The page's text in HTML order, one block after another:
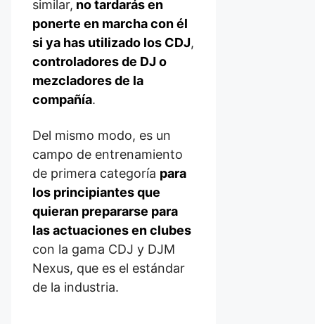
similar, no tardarás en
ponerte en marcha con él
si ya has utilizado los CDJ,
controladores de DJ o
mezcladores de la
compañía.
Del mismo modo, es un
campo de entrenamiento
de primera categoría para
los principiantes que
quieran prepararse para
las actuaciones en clubes
con la gama CDJ y DJM
Nexus, que es el estándar
de la industria.